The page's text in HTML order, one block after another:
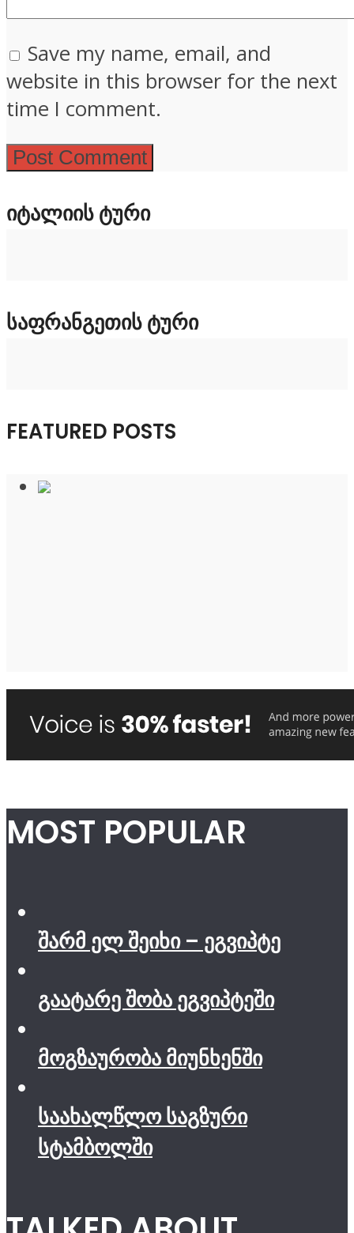
Save my name, email, and
website in this browser for the next
time I comment.
ᲘᲢᲐᲚᲘᲘᲡ ᲢᲣᲠᲘ
ᲡᲐᲤᲠᲐᲜᲒᲔᲗᲘᲡ ᲢᲣᲠᲘ
FEATURED POSTS
MOST POPULAR
შარმ ელ შეიხი – ეგვიპტე
გაატარე შობა ეგვიპტეში
მოგზაურობა მიუნხენში
საახალწლო საგზური
სტამბოლში